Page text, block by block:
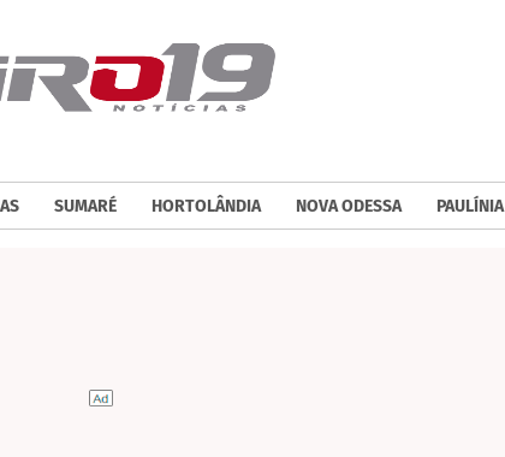
SUMARÉ HORTOLÂNDIA NOVA ODESSA PAULÍNIA